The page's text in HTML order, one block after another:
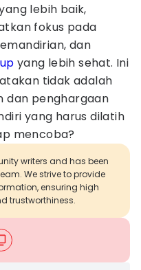
lebih baik,
fokus pada
dan
yang lebih sehat. Ini
tidak adalah
dan penghargaan
yang harus dilatih
mencoba?
writers and has been
We strive to provide
ensuring high
trustworthiness.